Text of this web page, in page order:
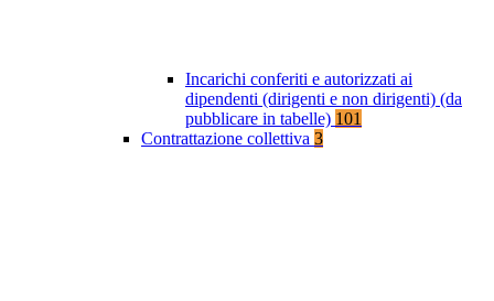
Incarichi conferiti e autorizzati ai
dipendenti (dirigenti e non dirigenti) (da
pubblicare in tabelle) 101
Contrattazione collettiva 3